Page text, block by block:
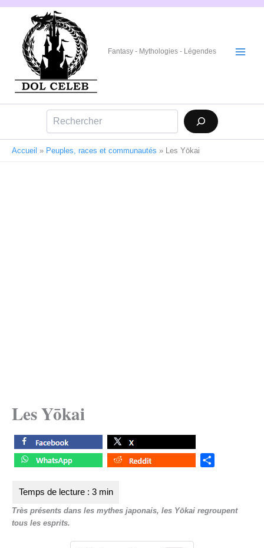
Aller
Fantasy - Mythologies - Légendes
Accueil » Peuples, races et communautés » Les Yōkai
Les Yōkai
e
Très présents dans les mythes japonais, les Yōkai regroupent
tous les esprits.